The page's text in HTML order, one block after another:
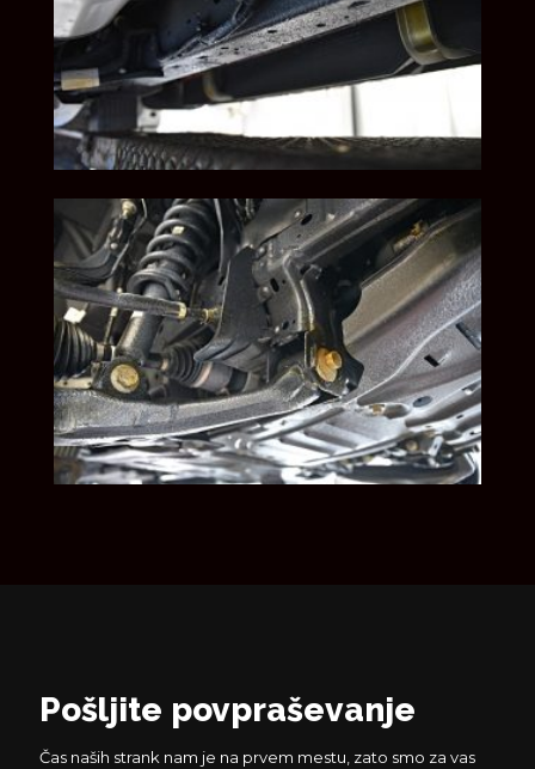
Pošljite povpraševanje
Čas naših strank nam je na prvem mestu, zato smo za vas